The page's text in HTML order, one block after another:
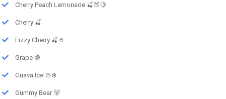
Cherry Peach Lemonade 🍒🍑🍋
Cherry 🍒
Fizzy Cherry 🍒🥤
Grape 🍇
Guava Ice 🍈❄️
Gummy Bear 🐻